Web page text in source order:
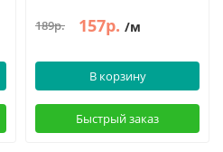
189р. 157р. /м
В корзину
Быстрый заказ